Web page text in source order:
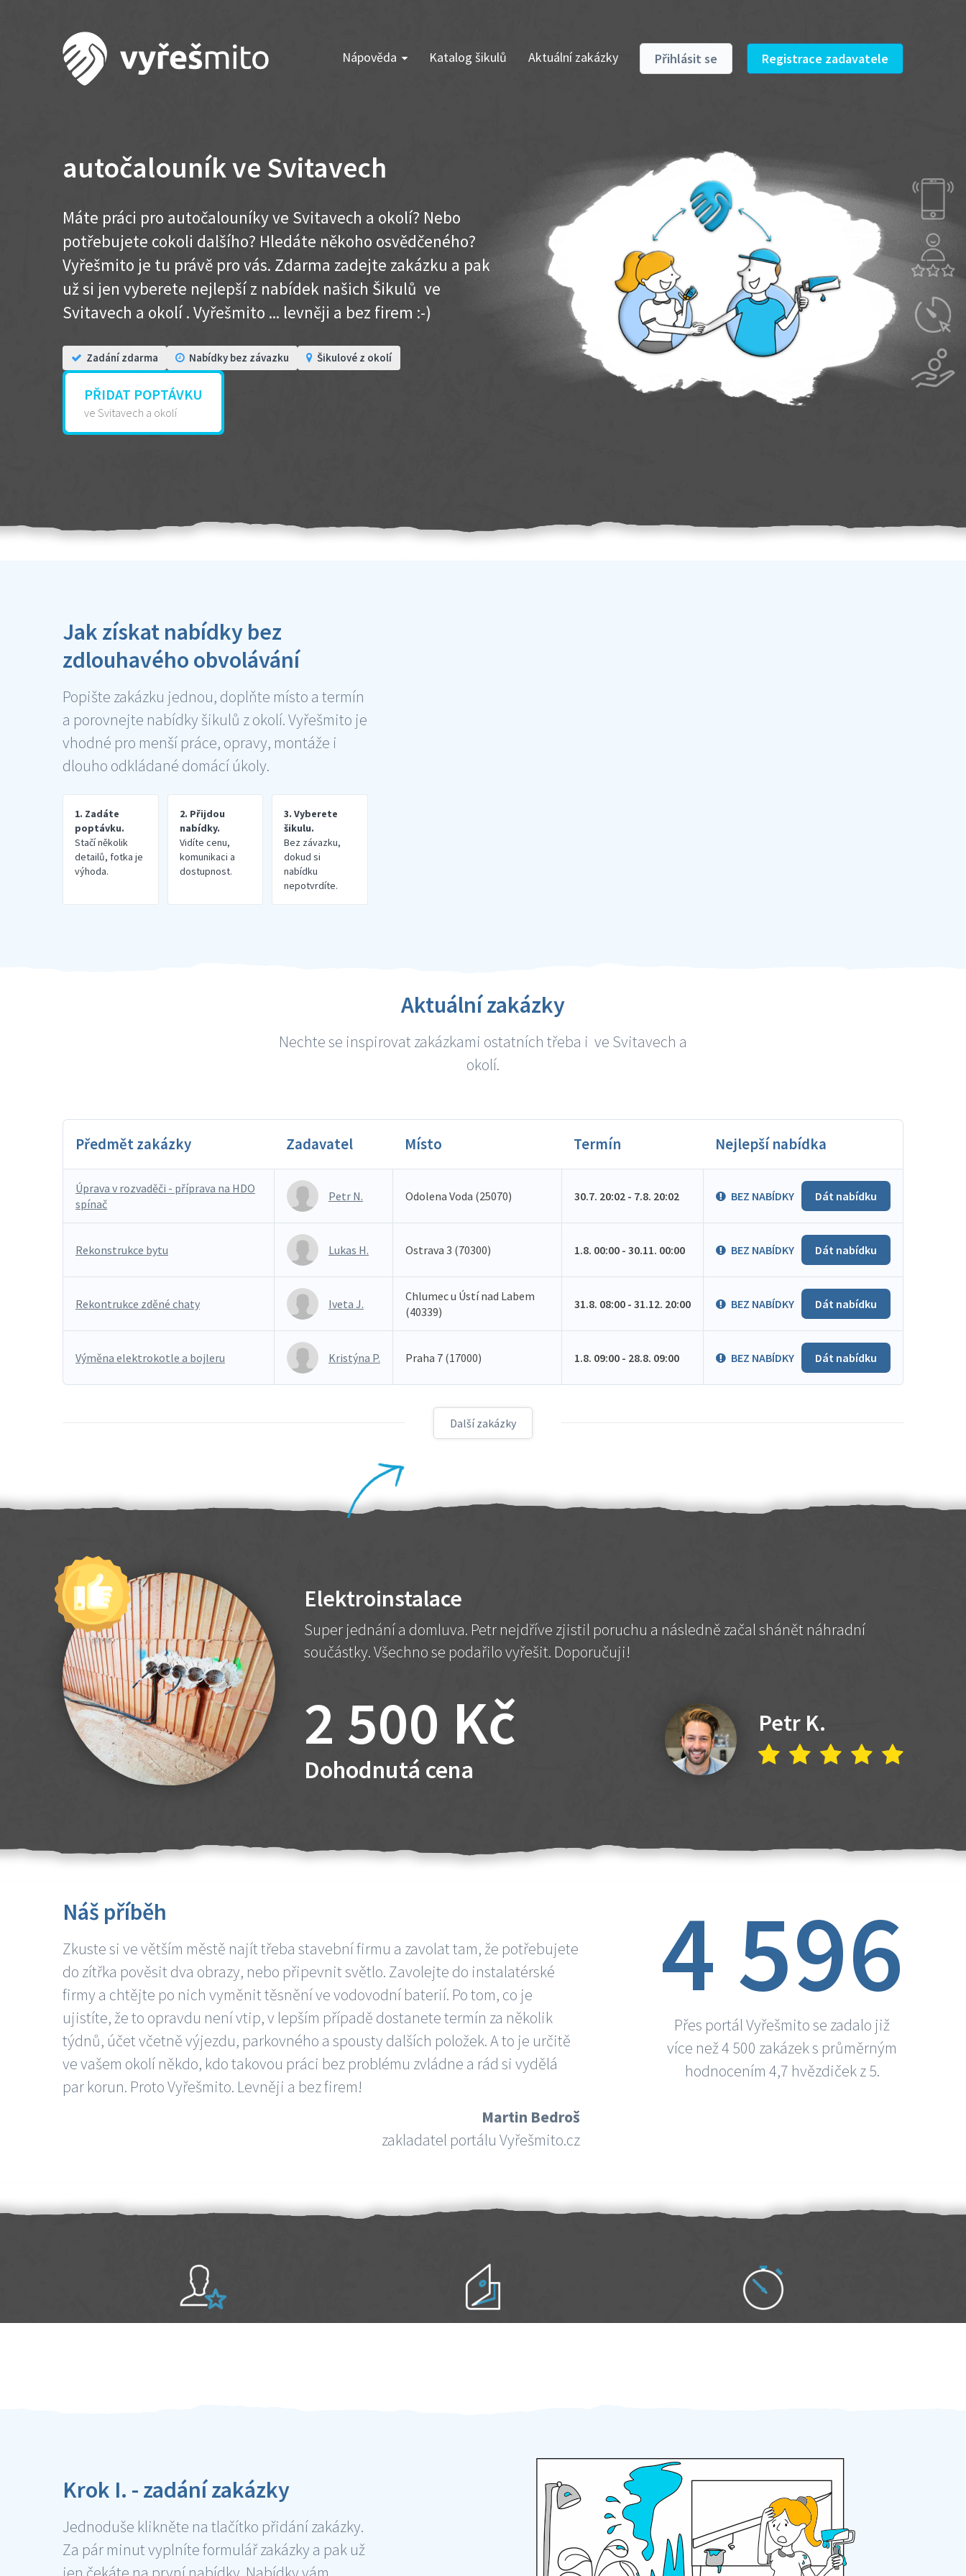
Nápověda Katalog šikulů Aktuální zakázky Přihlásit se Registrace zadavatele
autočalouník ve Svitavech
Máte práci pro autočalouníky ve Svitavech a okolí? Nebo
potřebujete cokoli dalšího? Hledáte někoho osvědčeného?
Vyřešmito je tu právě pro vás. Zdarma zadejte zakázku a pak
už si jen vyberete nejlepší z nabídek našich Šikulů ve
Svitavech a okolí . Vyřešmito ... levněji a bez firem :-)
Zadání zdarma Nabídky bez závazku Šikulové z okolí
PŘIDAT POPTÁVKU
ve Svitavech a okolí
Jak získat nabídky bez
zdlouhavého obvolávání
Popište zakázku jednou, doplňte místo a termín
a porovnejte nabídky šikulů z okolí. Vyřešmito je
vhodné pro menší práce, opravy, montáže i
dlouho odkládané domácí úkoly.
1. Zadáte
poptávku.
Stačí několik
detailů, fotka je
výhoda.
2. Přijdou
nabídky.
Vidíte cenu,
komunikaci a
dostupnost.
3. Vyberete
šikulu.
Bez závazku,
dokud si
nabídku
nepotvrdíte.
Aktuální zakázky
Nechte se inspirovat zakázkami ostatních třeba i ve Svitavech a
okolí.
Předmět zakázky Zadavatel Místo Termín Nejlepší nabídka
Úprava v rozvaděči - příprava na HDO
spínač
Petr N. Odolena Voda (25070) 30.7. 20:02 - 7.8. 20:02 BEZ NABÍDKY Dát nabídku
Rekonstrukce bytu Lukas H. Ostrava 3 (70300) 1.8. 00:00 - 30.11. 00:00 BEZ NABÍDKY Dát nabídku
Rekontrukce zděné chaty Iveta J.
Chlumec u Ústí nad Labem
(40339)
31.8. 08:00 - 31.12. 20:00 BEZ NABÍDKY Dát nabídku
Výměna elektrokotle a bojleru Kristýna P. Praha 7 (17000) 1.8. 09:00 - 28.8. 09:00 BEZ NABÍDKY Dát nabídku
Další zakázky
Elektroinstalace
Super jednání a domluva. Petr nejdříve zjistil poruchu a následně začal shánět náhradní
součástky. Všechno se podařilo vyřešit. Doporučuji!
2 500 Kč
Dohodnutá cena
Petr K.
Náš příběh
Zkuste si ve větším městě najít třeba stavební firmu a zavolat tam, že potřebujete
do zítřka pověsit dva obrazy, nebo připevnit světlo. Zavolejte do instalatérské
firmy a chtějte po nich vyměnit těsnění ve vodovodní baterií. Po tom, co je
ujistíte, že to opravdu není vtip, v lepším případě dostanete termín za několik
týdnů, účet včetně výjezdu, parkovného a spousty dalších položek. A to je určitě
ve vašem okolí někdo, kdo takovou práci bez problému zvládne a rád si vydělá
par korun. Proto Vyřešmito. Levněji a bez firem!
Martin Bedroš
zakladatel portálu Vyřešmito.cz
4 596
Přes portál Vyřešmito se zadalo již
více než 4 500 zakázek s průměrným
hodnocením 4,7 hvězdiček z 5.
Krok I. - zadání zakázky
Jednoduše klikněte na tlačítko přidání zakázky.
Za pár minut vyplníte formulář zakázky a pak už